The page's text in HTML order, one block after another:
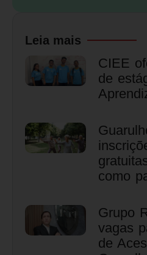
Leia mais
CIEE
de
como
Grupo
vagas
de